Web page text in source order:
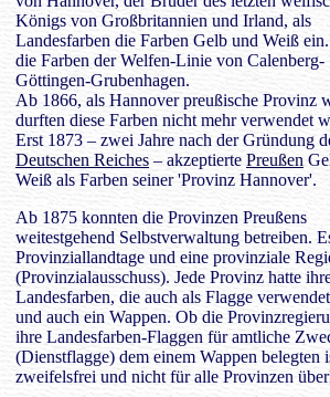
Königs von Großbritannien und Irland, als
Landesfarben die Farben Gelb und Weiß
die Farben der Welfen-Linie von Calenberg-
Göttingen-Grubenhagen.
Ab 1866, als Hannover preußische Provinz
durften diese Farben nicht mehr verwendet
Erst 1873 – zwei Jahre nach der Gründung
Deutschen Reiches– akzeptierte Preußen
Weiß als Farben seiner 'Provinz Hannover'.
Ab 1875 konnten die Provinzen Preußens
weitestgehend Selbstverwaltung betreiben.
Provinziallandtage und eine provinziale
(Provinzialausschuss). Jede Provinz hatte
Landesfarben, die auch als Flagge
und auch ein Wappen. Ob die
ihre Landesfarben-Flaggen für amtliche
(Dienstflagge) dem einem Wappen belegten
zweifelsfrei und nicht für alle Provinzen